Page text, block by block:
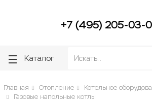
+7 (495) 205-03-
Каталог
Главная Отопление
Котельное
Газовые напольные котлы